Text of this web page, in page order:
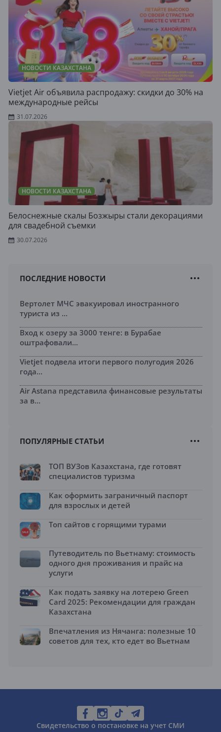
НОВОСТИ КАЗАХСТАНА
Vietjet Air объявила распродажу: скидки до 30% на
международные рейсы
31.07.2026
НОВОСТИ КАЗАХСТАНА
Белоснежные скалы Бозжыры стали декорациями
для свадебной съемки
30.07.2026
ПОСЛЕДНИЕ НОВОСТИ
Вертолет МЧС эвакуировал иностранного
туриста из ...
Вход к озеру за 3000 тенге: в Бурабае
оштрафовали...
Vietjet подвела итоги первого полугодия 2026
года...
Air Astana представила финансовые результаты
за в...
ПОПУЛЯРНЫЕ СТАТЬИ
ТОП ВУЗов Казахстана, где готовят
специалистов туризма
Как оформить заграничный паспорт
для взрослых и детей
Топ сайтов с горящими турами
Путеводитель по Вьетнаму: стоимость
одного дня проживания и прайс на
услуги
Как подать заявку на лотерею Green
Card 2025: Рекомендации для граждан
Казахстана
Впечатления из Нячанга: полезные 10
советов для тех, кто едет во Вьетнам
Свидетельство о постановке на учет СМИ